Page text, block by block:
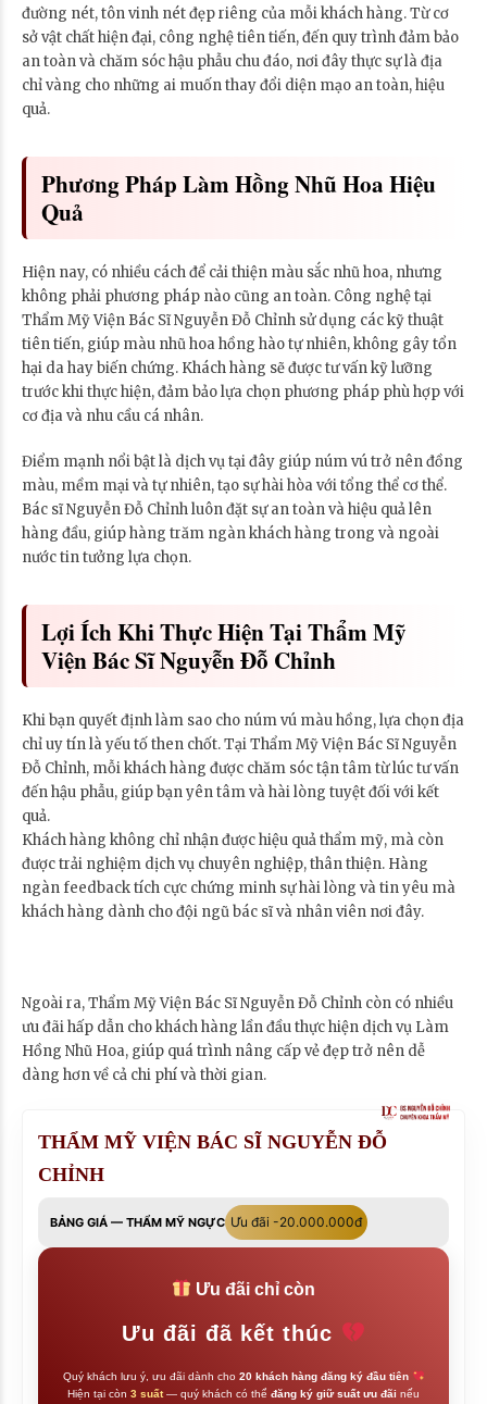
đường nét, tôn vinh nét đẹp riêng của mỗi khách hàng. Từ cơ
sở vật chất hiện đại, công nghệ tiên tiến, đến quy trình đảm bảo
an toàn và chăm sóc hậu phẫu chu đáo, nơi đây thực sự là địa
chỉ vàng cho những ai muốn thay đổi diện mạo an toàn, hiệu
quả.
Phương Pháp Làm Hồng Nhũ Hoa Hiệu
Quả
Hiện nay, có nhiều cách để cải thiện màu sắc nhũ hoa, nhưng
không phải phương pháp nào cũng an toàn. Công nghệ tại
Thẩm Mỹ Viện Bác Sĩ Nguyễn Đỗ Chỉnh sử dụng các kỹ thuật
tiên tiến, giúp màu nhũ hoa hồng hào tự nhiên, không gây tổn
hại da hay biến chứng. Khách hàng sẽ được tư vấn kỹ lưỡng
trước khi thực hiện, đảm bảo lựa chọn phương pháp phù hợp với
cơ địa và nhu cầu cá nhân.
Điểm mạnh nổi bật là dịch vụ tại đây giúp núm vú trở nên đồng
màu, mềm mại và tự nhiên, tạo sự hài hòa với tổng thể cơ thể.
Bác sĩ Nguyễn Đỗ Chỉnh luôn đặt sự an toàn và hiệu quả lên
hàng đầu, giúp hàng trăm ngàn khách hàng trong và ngoài
nước tin tưởng lựa chọn.
Lợi Ích Khi Thực Hiện Tại Thẩm Mỹ
Viện Bác Sĩ Nguyễn Đỗ Chỉnh
Khi bạn quyết định làm sao cho núm vú màu hồng, lựa chọn địa
chỉ uy tín là yếu tố then chốt. Tại Thẩm Mỹ Viện Bác Sĩ Nguyễn
Đỗ Chỉnh, mỗi khách hàng được chăm sóc tận tâm từ lúc tư vấn
đến hậu phẫu, giúp bạn yên tâm và hài lòng tuyệt đối với kết
quả.
Khách hàng không chỉ nhận được hiệu quả thẩm mỹ, mà còn
được trải nghiệm dịch vụ chuyên nghiệp, thân thiện. Hàng
ngàn feedback tích cực chứng minh sự hài lòng và tin yêu mà
khách hàng dành cho đội ngũ bác sĩ và nhân viên nơi đây.
Ngoài ra, Thẩm Mỹ Viện Bác Sĩ Nguyễn Đỗ Chỉnh còn có nhiều
ưu đãi hấp dẫn cho khách hàng lần đầu thực hiện dịch vụ Làm
Hồng Nhũ Hoa, giúp quá trình nâng cấp vẻ đẹp trở nên dễ
dàng hơn về cả chi phí và thời gian.
THẨM MỸ VIỆN BÁC SĨ NGUYỄN ĐỖ
CHỈNH
BẢNG GIÁ — THẨM MỸ NGỰC Ưu đãi -20.000.000đ
Ưu đãi chỉ còn
Ưu đãi đã kết thúc
Quý khách lưu ý, ưu đãi dành cho 20 khách hàng đăng ký đầu tiên
Hiện tại còn 3 suất— quý khách có thể đăng ký giữ suất ưu đãi nếu